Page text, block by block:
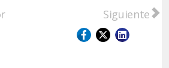
Polémica por el destino
Artículo
Siguiente